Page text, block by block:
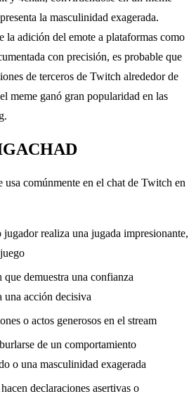
la masculinidad exagerada.
la adición del emote a plataformas como
con precisión, es probable que
de terceros de Twitch alrededor de
meme ganó gran popularidad en las
comúnmente en el chat de Twitch en
jugador realiza una jugada impresionante,
demuestra una confianza
una acción decisiva
o actos generosos en el stream
de un comportamiento
o una masculinidad exagerada
declaraciones asertivas o